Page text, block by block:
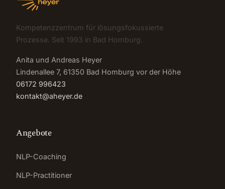
Kompetenzzentrum für lösungsfokussierte
Prozesse. Seit 1993 in Bad Homburg.
Anita und Andreas Heyer
Lindenallee 7, 61350 Bad Homburg vor der Höhe
06172 996423
kontakt@aheyer.de
Angebote
NLP-Coaching
NLP-Practitioner